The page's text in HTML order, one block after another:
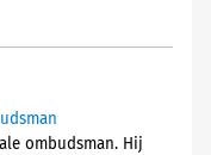
ombudsman. Hij